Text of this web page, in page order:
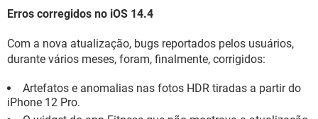
Erros corregidos no iOS 14.4
Com a nova atualização, bugs reportados pelos usuários,
durante vários meses, foram, finalmente, corrigidos:
Artefatos e anomalias nas fotos HDR tiradas a partir do
iPhone 12 Pro.